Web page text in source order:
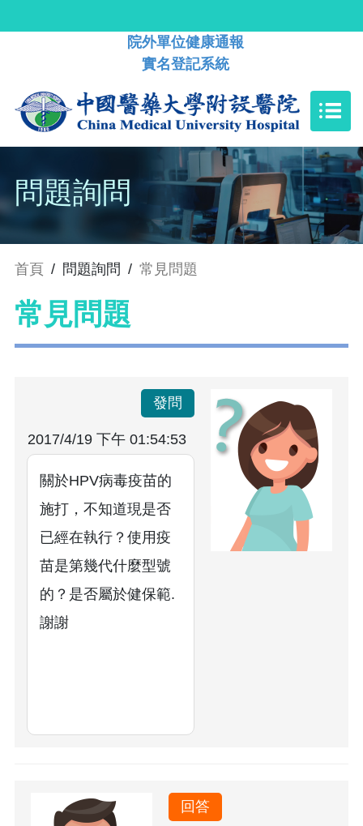
院外單位健康通報
實名登記系統
問題詢問
首頁 / 問題詢問 / 常見問題
常見問題
發問
2017/4/19 下午 01:54:53
關於HPV病毒疫苗的
施打，不知道現是否
已經在執行？使用疫
苗是第幾代什麼型號
的？是否屬於健保範.
謝謝
回答